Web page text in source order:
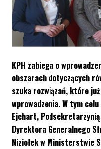
KPH zabiega o
obszarach dotyczących
szuka rozwiązań, które
wprowadzenia. W tym
Ejchart,
Dyrektora Generalnego
Niziołek w Ministerstwie